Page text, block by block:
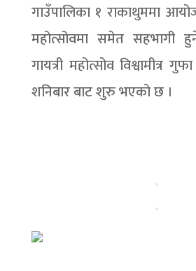
गाउँपालिका १ राकाथुममा
महोत्सोवमा समेत सहभागी
गायत्री महोत्सोव विश्वामीत्र
शनिबार बाट शुरु भएको छ ।